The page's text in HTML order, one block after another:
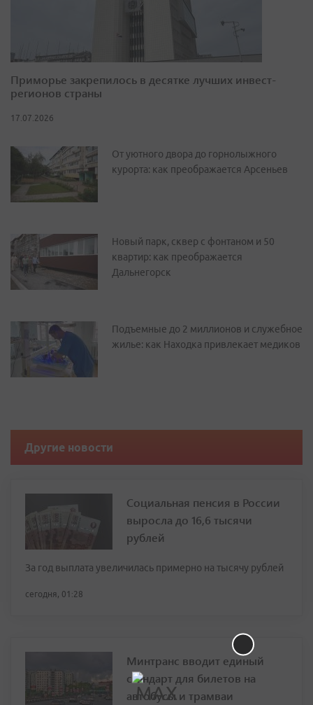
Приморье закрепилось в десятке лучших инвест-
регионов страны
17.07.2026
От уютного двора до горнолыжного
курорта: как преображается Арсеньев
Новый парк, сквер с фонтаном и 50
квартир: как преображается
Дальнегорск
Подъемные до 2 миллионов и служебное
жилье: как Находка привлекает медиков
Другие новости
Социальная пенсия в России
выросла до 16,6 тысячи
рублей
За год выплата увеличилась примерно на тысячу рублей
сегодня, 01:28
Минтранс вводит единый
стандарт для билетов на
автобусы и трамваи